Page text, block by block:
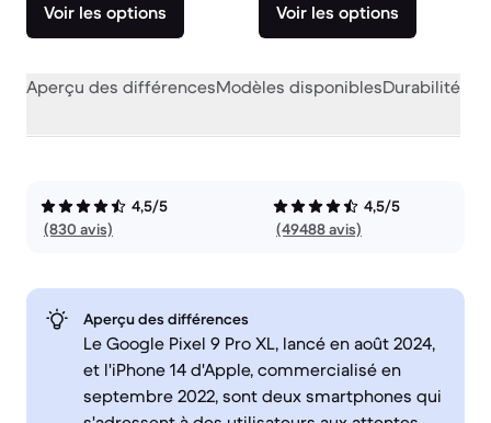
Voir les options Voir les options
Aperçu des différencesModèles disponiblesDurabilité
4,5/5
(830 avis)
4,5/5
(49488 avis)
Aperçu des différences
Le Google Pixel 9 Pro XL, lancé en août 2024,
et l'iPhone 14 d'Apple, commercialisé en
septembre 2022, sont deux smartphones qui